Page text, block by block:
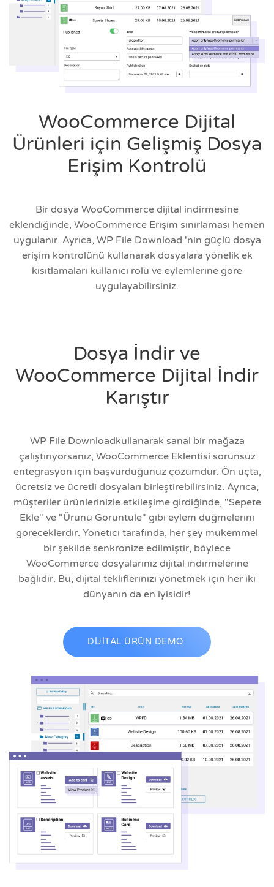
WooCommerce Dijital
Ürünleri için Gelişmiş Dosya
Erişim Kontrolü
Bir dosya WooCommerce dijital indirmesine
eklendiğinde, WooCommerce Erişim sınırlaması hemen
uygulanır. Ayrıca, WP File Download 'nin güçlü dosya
erişim kontrolünü kullanarak dosyalara yönelik ek
kısıtlamaları kullanıcı rolü ve eylemlerine göre
uygulayabilirsiniz.
Dosya İndir ve
WooCommerce Dijital İndir
Karıştır
WP File Downloadkullanarak sanal bir mağaza
çalıştırıyorsanız, WooCommerce Eklentisi sorunsuz
entegrasyon için başvurduğunuz çözümdür. Ön uçta,
ücretsiz ve ücretli dosyaları birleştirebilirsiniz. Ayrıca,
müşteriler ürünlerinizle etkileşime girdiğinde, "Sepete
Ekle" ve "Ürünü Görüntüle" gibi eylem düğmelerini
göreceklerdir. Yönetici tarafında, her şey mükemmel
bir şekilde senkronize edilmiştir, böylece
WooCommerce dosyalarınız dijital indirmelerine
bağlıdır. Bu, dijital tekliflerinizi yönetmek için her iki
dünyanın da en iyisidir!
DİJİTAL ÜRÜN DEMO